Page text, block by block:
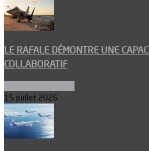
LE RAFALE DÉMONTRE UNE
COLLABORATIF
15 juillet 2026